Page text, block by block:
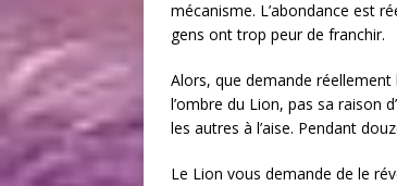
mécanisme. L’abondance est
gens ont trop peur de franchir.
Alors, que demande réellement
l’ombre du Lion, pas sa raison
les autres à l’aise. Pendant
Le Lion vous demande de le